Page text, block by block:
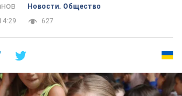
Новости. Общество
627